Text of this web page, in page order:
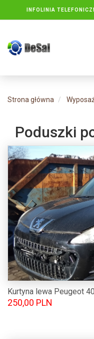
INFOLINIA
PONIEDZIAŁKU DO
Strona główna
Poduszki
Kurtyna lewa Peugeot
250,00 PLN